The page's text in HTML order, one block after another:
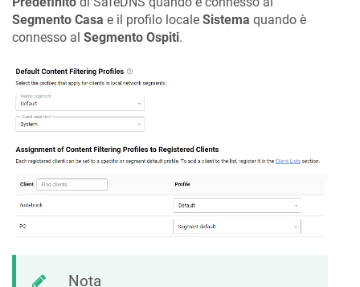
Segmento Casa e il profilo locale Sistema quando è
connesso al Segmento Ospiti.
Nota